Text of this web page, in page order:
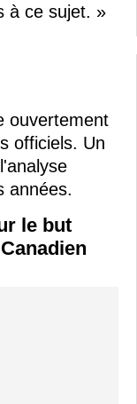
à ce sujet. »
ouvertement
officiels. Un
années.
le but